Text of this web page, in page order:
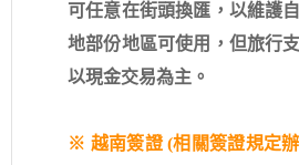
可任意在街頭換匯，以維護
地部份地區可使用，但旅行
以現金交易為主。
※ 越南簽證 (相關簽證規定